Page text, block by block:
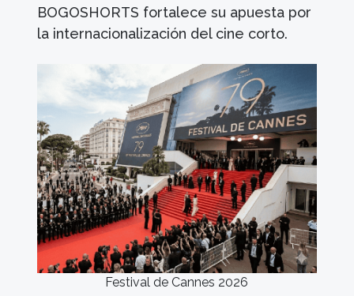
BOGOSHORTS fortalece su apuesta por
la internacionalización del cine corto.
Festival de Cannes 2026